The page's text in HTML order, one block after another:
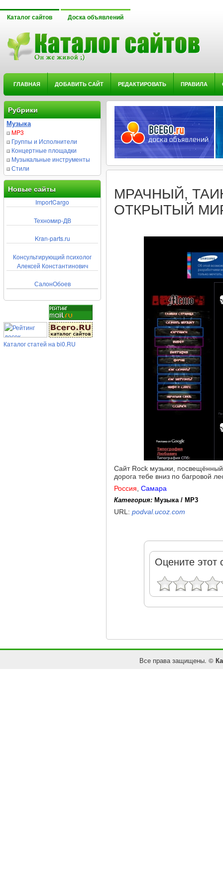
Каталог сайтов Доска объявлений
ГЛАВНАЯ ДОБАВИТЬ САЙТ РЕДАКТИРОВАТЬ ПРАВИЛА
Рубрики
Музыка
MP3
Группы и Исполнители
Концертные площадки
Музыкальные инструменты
Стили
Новые сайты
ImportCargo
Техномир-ДВ
Kran-parts.ru
Консультирующий психолог
Алексей Константинович
СалонОбоев
Каталог статей на bi0.RU
МРАЧНЫЙ,
ОТКРЫТЫЙ
Сайт Rock музыки, посвещённый
дорога тебе вниз по багровой
Россия Самара
Категория: Музыка / MP3
URL: podval.ucoz.com
Оцените этот
Все права защищены. ©